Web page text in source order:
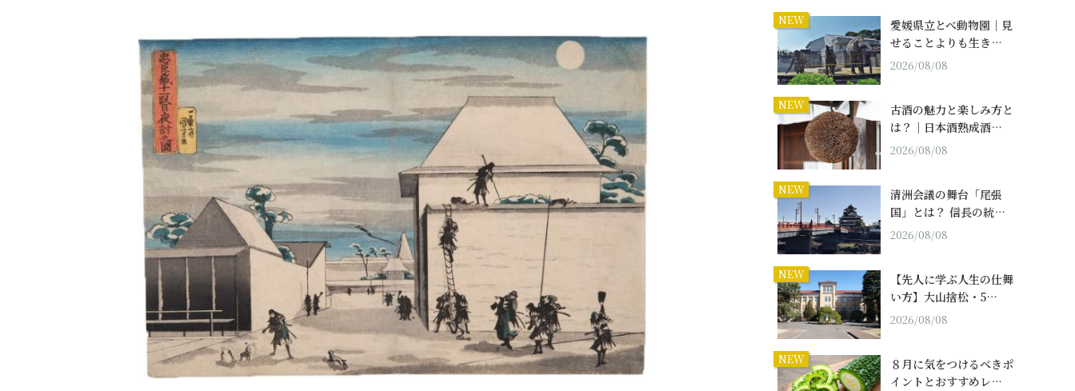
NEW
愛媛県立とべ動物園｜見
せることよりも生き…
2026/08/08
NEW
古酒の魅力と楽しみ方と
は？｜日本酒熟成酒…
2026/08/08
NEW
清洲会議の舞台「尾張
国」とは？ 信長の統…
2026/08/08
NEW
【先人に学ぶ人生の仕舞
い方】大山捨松・5…
2026/08/08
NEW
８月に気をつけるべきポ
イントとおすすめレ…